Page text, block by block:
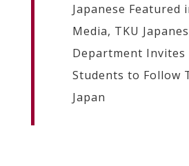
Japanese Featured
Media, TKU
Department Invites
Students to Follow
Japan